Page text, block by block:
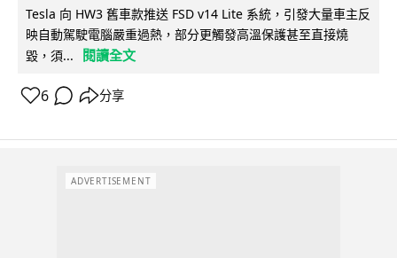
Tesla 向 HW3 舊車款推送 FSD v14 Lite 系統，引發大量車主反
映自動駕駛電腦嚴重過熱，部分更觸發高溫保護甚至直接燒
毀，須...
閱讀全文
6 分享
ADVERTISEMENT